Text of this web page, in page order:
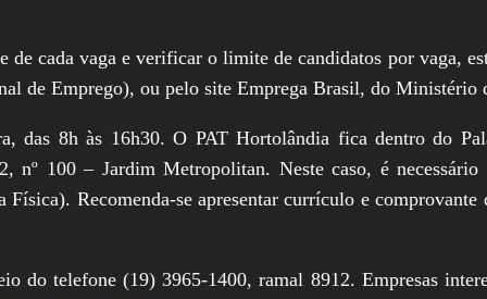
de cada vaga e verificar o limite de candidatos por vaga,
de Emprego), ou pelo site Emprega Brasil, do Ministério
das 8h às 16h30. O PAT Hortolândia fica dentro do
nº 100 – Jardim Metropolitan. Neste caso, é
Física). Recomenda-se apresentar currículo e
do telefone (19) 3965-1400, ramal 8912. Empresas